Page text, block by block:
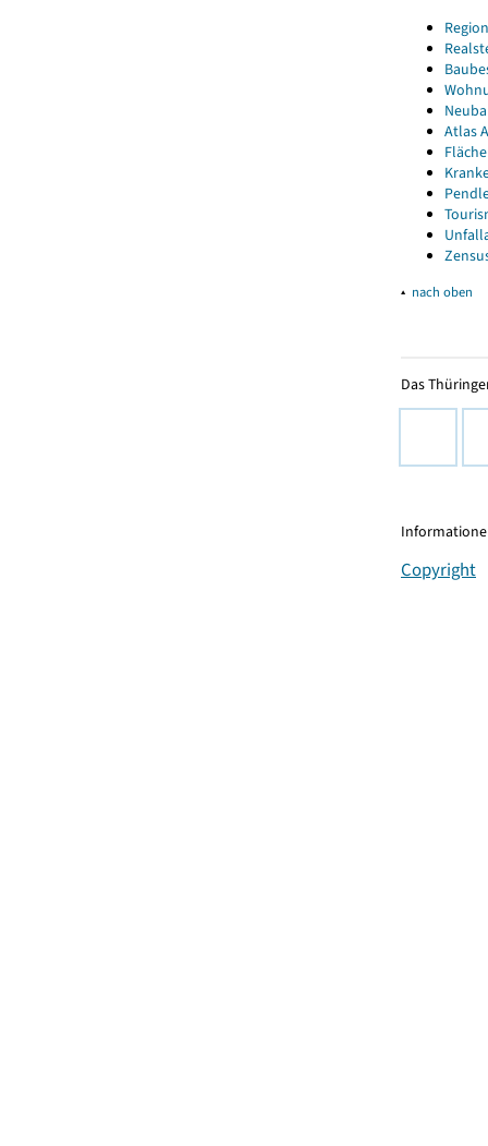
Atlas
▴ nach oben
Das
Copyright